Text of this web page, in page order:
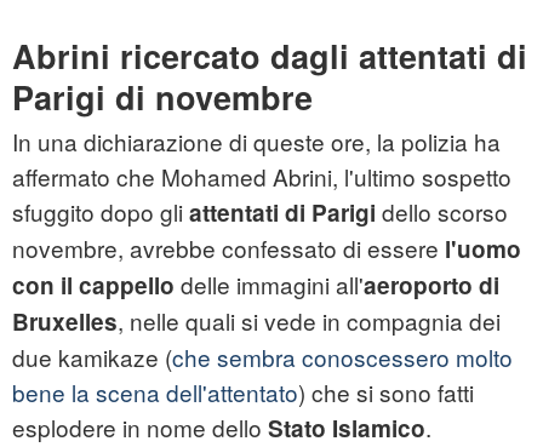
Abrini ricercato dagli attentati di
Parigi di novembre
In una dichiarazione di queste ore, la polizia ha
affermato che Mohamed Abrini, l'ultimo sospetto
sfuggito dopo gli attentati di Parigi dello scorso
novembre, avrebbe confessato di essere l'uomo
con il cappello delle immagini all'aeroporto di
Bruxelles, nelle quali si vede in compagnia dei
due kamikaze (che sembra conoscessero molto
bene la scena dell'attentato) che si sono fatti
esplodere in nome dello Stato Islamico.